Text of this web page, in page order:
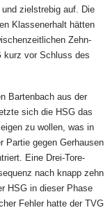
zielstrebig auf. Die
Klassenerhalt hätten
Zehn-
kurz vor Schluss des
Bartenbach aus der
sich die HSG das
zu wollen, was in
Partie gegen Gerhausen
Eine Drei-Tore-
nach knapp zehn
HSG in dieser Phase
Fehler hatte der TVG